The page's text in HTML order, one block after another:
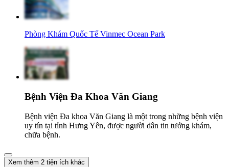
Phòng Khám Quốc Tế Vinmec Ocean Park
Bệnh Viện Đa Khoa Văn Giang
Bệnh viện Đa khoa Văn Giang là một trong những bệnh viện
uy tín tại tỉnh Hưng Yên, được người dân tin tưởng khám,
chữa bệnh.
Xem thêm 2 tiện ích khác